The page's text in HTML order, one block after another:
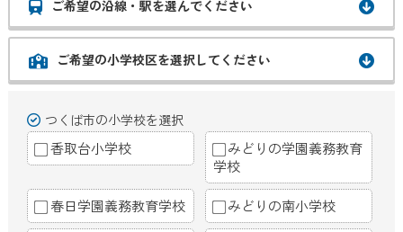
ご希望の沿線・駅を選んでください
ご希望の小学校区を選択してください
つくば市の小学校を選択
香取台小学校
みどりの学園義務教育
学校
春日学園義務教育学校 みどりの南小学校